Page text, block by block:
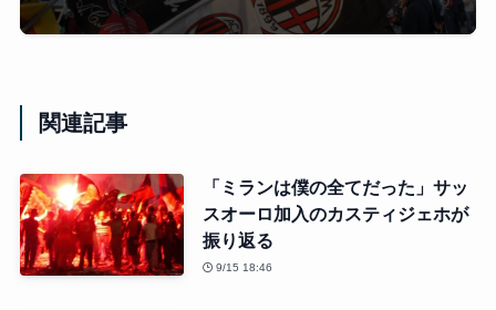
関連記事
「ミランは僕の全てだった」サッ
スオーロ加入のカスティジェホが
振り返る
9/15 18:46